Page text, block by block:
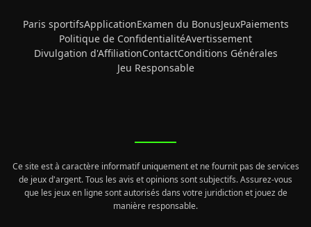
Paris sportifsApplicationExamen du BonusJeuxPaiements
Politique de ConfidentialitéAvertissement
Divulgation d'AffiliationContactConditions Générales
Jeu Responsable
Ce site est à caractère informatif uniquement et ne fournit pas de services
de jeux d'argent. Tous les avis et opinions sont subjectifs. Assurez-vous
que les jeux en ligne sont autorisés dans votre juridiction et jouez de
manière responsable.